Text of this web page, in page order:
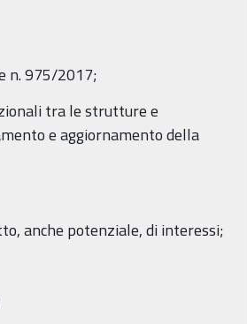
n. 975/2017;
tra le strutture e
e aggiornamento della
anche potenziale, di interessi;